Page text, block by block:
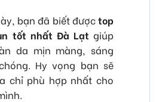
bạn đã biết đượctop
tốt nhất Đà Lạt giúp
da mịn màng, sáng
Hy vọng bạn sẽ
chỉ phù hợp nhất cho